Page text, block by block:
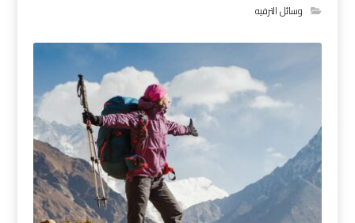
وسائل الترفيه